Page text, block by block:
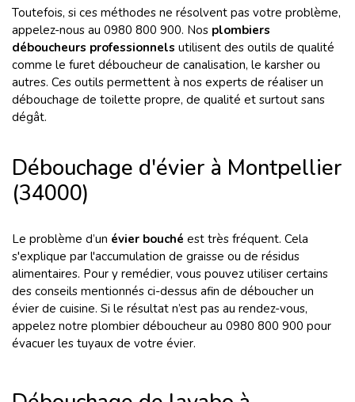
Toutefois, si ces méthodes ne résolvent pas votre problème,
appelez-nous au 0980 800 900. Nos plombiers
déboucheurs professionnels utilisent des outils de qualité
comme le furet déboucheur de canalisation, le karsher ou
autres. Ces outils permettent à nos experts de réaliser un
débouchage de toilette propre, de qualité et surtout sans
dégât.
Débouchage d'évier à Montpellier
(34000)
Le problème d’un évier bouché est très fréquent. Cela
s'explique par l'accumulation de graisse ou de résidus
alimentaires. Pour y remédier, vous pouvez utiliser certains
des conseils mentionnés ci-dessus afin de déboucher un
évier de cuisine. Si le résultat n’est pas au rendez-vous,
appelez notre plombier déboucheur au 0980 800 900 pour
évacuer les tuyaux de votre évier.